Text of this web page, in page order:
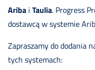
Ariba i Taulia. Progress
dostawcą w systemie
Zapraszamy do dodania
tych systemach: